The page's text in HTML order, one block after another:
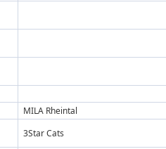
MILA Rheintal
3Star Cats